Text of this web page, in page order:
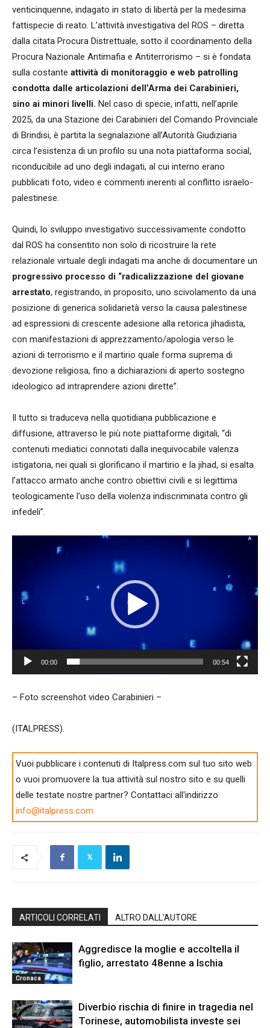
venticinquenne, indagato in stato di libertà per la medesima
fattispecie di reato. L’attività investigativa del ROS – diretta
dalla citata Procura Distrettuale, sotto il coordinamento della
Procura Nazionale Antimafia e Antiterrorismo – si è fondata
sulla costante attività di monitoraggio e web patrolling
condotta dalle articolazioni dell’Arma dei Carabinieri,
sino ai minori livelli. Nel caso di specie, infatti, nell’aprile
2025, da una Stazione dei Carabinieri del Comando Provinciale
di Brindisi, è partita la segnalazione all’Autorità Giudiziaria
circa l’esistenza di un profilo su una nota piattaforma social,
riconducibile ad uno degli indagati, al cui interno erano
pubblicati foto, video e commenti inerenti al conflitto israelo-
palestinese.
Quindi, lo sviluppo investigativo successivamente condotto
dal ROS ha consentito non solo di ricostruire la rete
relazionale virtuale degli indagati ma anche di documentare un
progressivo processo di “radicalizzazione del giovane
arrestato, registrando, in proposito, uno scivolamento da una
posizione di generica solidarietà verso la causa palestinese
ad espressioni di crescente adesione alla retorica jihadista,
con manifestazioni di apprezzamento/apologia verso le
azioni di terrorismo e il martirio quale forma suprema di
devozione religiosa, fino a dichiarazioni di aperto sostegno
ideologico ad intraprendere azioni dirette”.
Il tutto si traduceva nella quotidiana pubblicazione e
diffusione, attraverso le più note piattaforme digitali, “di
contenuti mediatici connotati dalla inequivocabile valenza
istigatoria, nei quali si glorificano il martirio e la jihad, si esalta
l’attacco armato anche contro obiettivi civili e si legittima
teologicamente l’uso della violenza indiscriminata contro gli
infedeli”.
00:00 00:54
– Foto screenshot video Carabinieri –
(ITALPRESS).
Vuoi pubblicare i contenuti di Italpress.com sul tuo sito web
o vuoi promuovere la tua attività sul nostro sito e su quelli
delle testate nostre partner? Contattaci all'indirizzo
info@italpress.com
ARTICOLI CORRELATI ALTRO DALL'AUTORE
Cronaca
Aggredisce la moglie e accoltella il
figlio, arrestato 48enne a Ischia
Diverbio rischia di finire in tragedia nel
Torinese, automobilista investe sei